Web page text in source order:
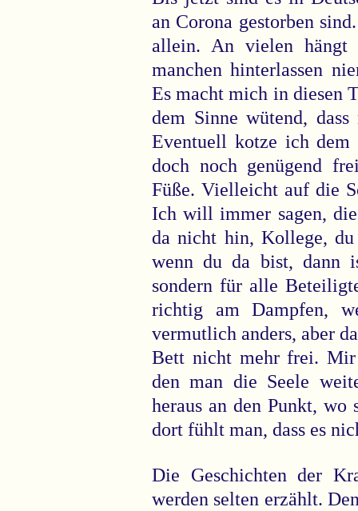
an Corona gestorben
allein. An vielen hängt
manchen hinterlassen
Es macht mich in diesen
dem Sinne wütend,
Eventuell kotze ich dem
doch noch genügend
Füße. Vielleicht auf die
Ich will immer sagen,
da nicht hin, Kollege,
wenn du da bist, dann
sondern für alle
richtig am Dampfen,
vermutlich anders, aber
Bett nicht mehr frei.
den man die Seele
heraus an den Punkt, wo
dort fühlt man, dass es
Die Geschichten der
werden selten erzählt.